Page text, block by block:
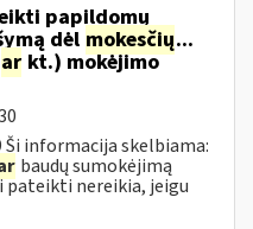
papildomų
dėl mokesčių...
ar kt.) mokėjimo
informacija skelbiama:
baudų sumokėjimą
pateikti nereikia, jeigu